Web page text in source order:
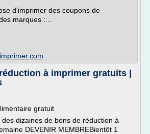
d'imprimer des coupons de
marques :...
à imprimer gratuits |
gratuit
dizaines de bons de réduction à
DEVENIR MEMBREBientôt 1